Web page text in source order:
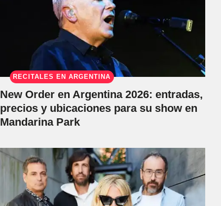
RECITALES EN ARGENTINA
New Order en Argentina 2026: entradas,
precios y ubicaciones para su show en
Mandarina Park